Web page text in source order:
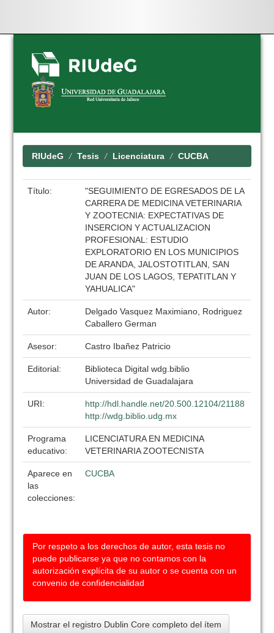
Skip
navigation
RIUdeG Tesis Licenciatura CUCBA
Título:
"SEGUIMIENTO DE EGRESADOS DE LA
CARRERA DE MEDICINA VETERINARIA
Y ZOOTECNIA: EXPECTATIVAS DE
INSERCION Y ACTUALIZACION
PROFESIONAL: ESTUDIO
EXPLORATORIO EN LOS MUNICIPIOS
DE ARANDA, JALOSTOTITLAN, SAN
JUAN DE LOS LAGOS, TEPATITLAN Y
YAHUALICA"
Autor:
Delgado Vasquez Maximiano, Rodriguez
Caballero German
Asesor: Castro Ibañez Patricio
Editorial:
Biblioteca Digital wdg.biblio
Universidad de Guadalajara
URI:
http://hdl.handle.net/20.500.12104/21188
http://wdg.biblio.udg.mx
Programa
educativo:
LICENCIATURA EN MEDICINA
VETERINARIA ZOOTECNISTA
Aparece en
las
colecciones:
CUCBA
Por respeto a los derechos de autor, esta tesis no
puede publicarse ya que no contamos con la
autorización explícita de su autor o se cuenta con un
convenio de confidencialidad
Mostrar el registro Dublin Core completo del ítem